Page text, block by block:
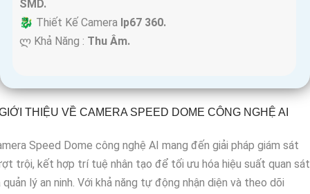
SMD.
🐉️ Thiết Kế Camera Ip67 360.
️ლ Khả Năng : Thu Âm.
THIỆU VỀ CAMERA SPEED DOME CÔNG NGHỆ AI
Speed Dome công nghệ AI mang đến giải pháp giám sát
trội, kết hợp trí tuệ nhân tạo để tối ưu hóa hiệu suất quan sát
quản lý an ninh. Với khả năng tự động nhận diện và theo dõi